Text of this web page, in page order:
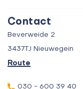
Taxatie
Verhuur
Over ons
Contact
Beverweide 2
3437TJ Nieuwegein
Route
030 - 600 39 40